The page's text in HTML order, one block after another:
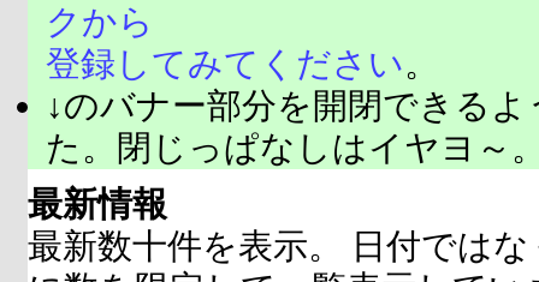
クから
登録してみてください。
↓のバナー部分を開閉できる
た。閉じっぱなしはイヤヨ～
最新情報
最新数十件を表示。 日付では